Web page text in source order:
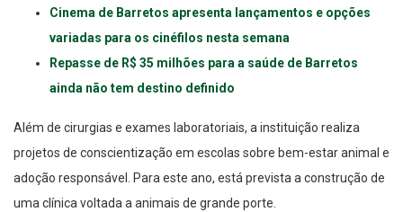
Cinema de Barretos apresenta lançamentos e opções
variadas para os cinéfilos nesta semana
Repasse de R$ 35 milhões para a saúde de Barretos
ainda não tem destino definido
Além de cirurgias e exames laboratoriais, a instituição realiza
projetos de conscientização em escolas sobre bem-estar animal e
adoção responsável. Para este ano, está prevista a construção de
uma clínica voltada a animais de grande porte.